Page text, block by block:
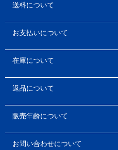
送料について
お支払いについて
在庫について
返品について
販売年齢について
お問い合わせについて